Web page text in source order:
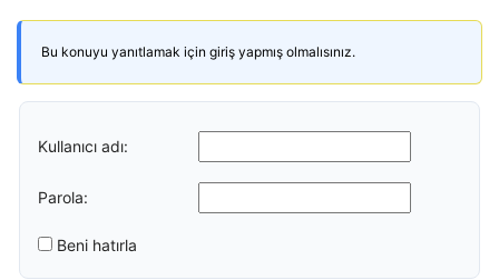
Bu konuyu yanıtlamak için giriş yapmış olmalısınız.
Kullanıcı adı:
Parola:
Beni hatırla